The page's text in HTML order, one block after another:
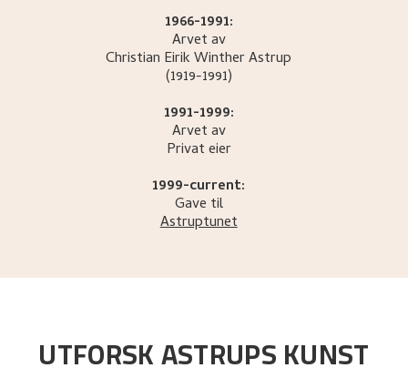
1966-1991:
Arvet av
Christian Eirik WintherAstrup
(1919-1991)
1991-1999:
Arvet av
Privat eier
1999-current:
Gave til
Astruptunet
UTFORSK ASTRUPS KUNST